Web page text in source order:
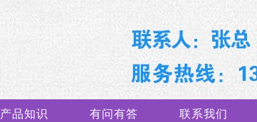
产品知识 有问有答 联系我们